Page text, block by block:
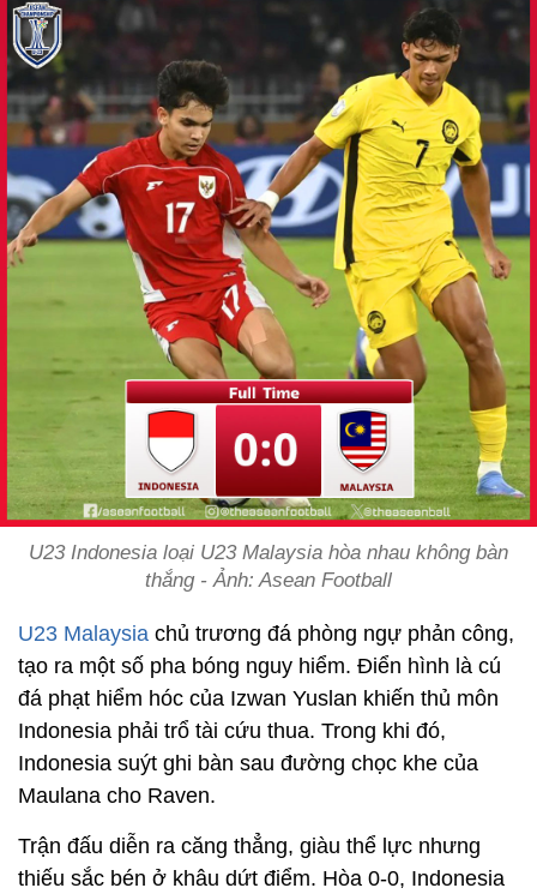
U23 Indonesia loại U23 Malaysia hòa nhau không bàn
thắng - Ảnh: Asean Football
U23 Malaysia chủ trương đá phòng ngự phản công,
tạo ra một số pha bóng nguy hiểm. Điển hình là cú
đá phạt hiểm hóc của Izwan Yuslan khiến thủ môn
Indonesia phải trổ tài cứu thua. Trong khi đó,
Indonesia suýt ghi bàn sau đường chọc khe của
Maulana cho Raven.
Trận đấu diễn ra căng thẳng, giàu thể lực nhưng
thiếu sắc bén ở khâu dứt điểm. Hòa 0-0, Indonesia